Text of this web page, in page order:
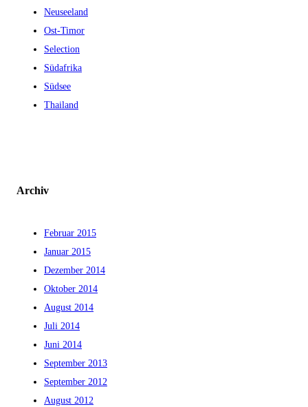
Neuseeland
Ost-Timor
Selection
Südafrika
Südsee
Thailand
Archiv
Februar 2015
Januar 2015
Dezember 2014
Oktober 2014
August 2014
Juli 2014
Juni 2014
September 2013
September 2012
August 2012